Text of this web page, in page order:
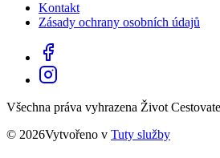
Kontakt
Zásady ochrany osobních údajů
Všechna práva vyhrazena Život
© 2026Vytvořeno v Tuty služby